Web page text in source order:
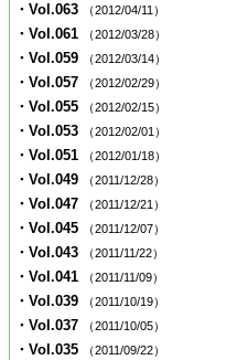
・Vol.063 （2012/04/11）
・Vol.061 （2012/03/28）
・Vol.059 （2012/03/14）
・Vol.057 （2012/02/29）
・Vol.055 （2012/02/15）
・Vol.053 （2012/02/01）
・Vol.051 （2012/01/18）
・Vol.049 （2011/12/28）
・Vol.047 （2011/12/21）
・Vol.045 （2011/12/07）
・Vol.043 （2011/11/22）
・Vol.041 （2011/11/09）
・Vol.039 （2011/10/19）
・Vol.037 （2011/10/05）
・Vol.035 （2011/09/22）